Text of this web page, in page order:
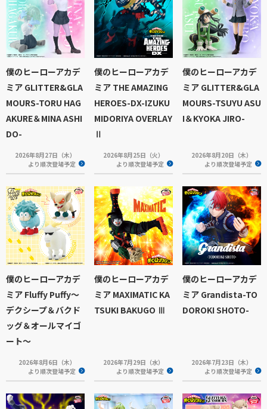
僕のヒーローアカデ
ミア GLITTER&GLA
MOURS-TORU HAG
AKURE＆MINA ASHI
DO-
2026年8月27日（木）
より順次登場予定
僕のヒーローアカデ
ミア THE AMAZING
HEROES-DX-IZUKU
MIDORIYA OVERLAY
Ⅱ
2026年8月25日（火）
より順次登場予定
僕のヒーローアカデ
ミア GLITTER&GLA
MOURS-TSUYU ASU
I＆KYOKA JIRO-
2026年8月20日（木）
より順次登場予定
僕のヒーローアカデ
ミア Fluffy Puffy～
デクシープ＆バクド
ッグ＆オールマイゴ
ート～
2026年8月6日（木）
より順次登場予定
僕のヒーローアカデ
ミア MAXIMATIC KA
TSUKI BAKUGO Ⅲ
2026年7月29日（水）
より順次登場予定
僕のヒーローアカデ
ミア Grandista-TO
DOROKI SHOTO-
2026年7月23日（木）
より順次登場予定